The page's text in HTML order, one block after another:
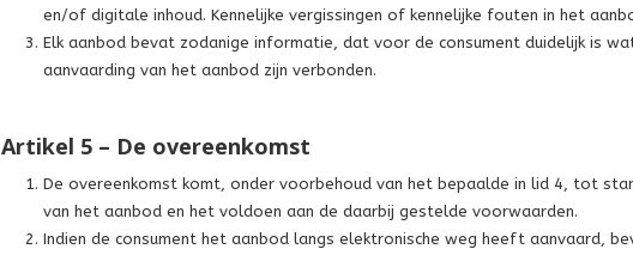
en/of digitale inhoud. Kennelijke vergissingen of kennelijke fouten in het
Elk aanbod bevat zodanige informatie, dat voor de consument duidelijk is
aanvaarding van het aanbod zijn verbonden.
Artikel 5 – De overeenkomst
De overeenkomst komt, onder voorbehoud van het bepaalde in lid 4, tot
van het aanbod en het voldoen aan de daarbij gestelde voorwaarden.
Indien de consument het aanbod langs elektronische weg heeft aanvaard,